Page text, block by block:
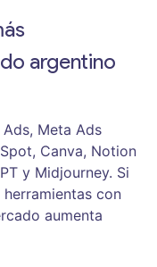
argentino
Meta Ads
Canva, Notion
y Midjourney. Si
con
aumenta